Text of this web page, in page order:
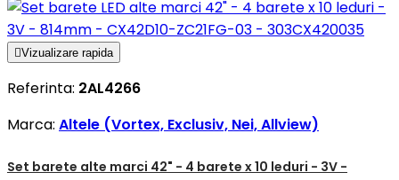
Vizualizare rapida
Referinta: 2AL4266
Marca: Altele (Vortex, Exclusiv, Nei, Allview)
Set barete alte marci 42" - 4 barete x 10 leduri - 3V -